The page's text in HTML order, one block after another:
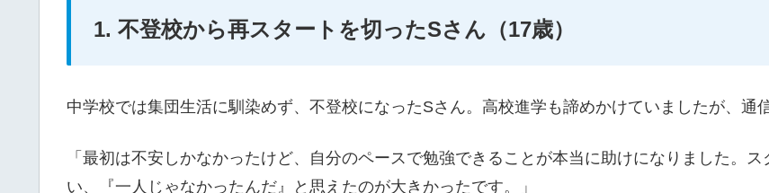
1. 不登校から再スタートを切ったSさん（17歳）
中学校では集団生活に馴染めず、不登校になったSさん。高校進学も諦めかけていましたが、通
「最初は不安しかなかったけど、自分のペースで勉強できることが本当に助けになりました。
い、『一人じゃなかったんだ』と思えたのが大きかったです。」